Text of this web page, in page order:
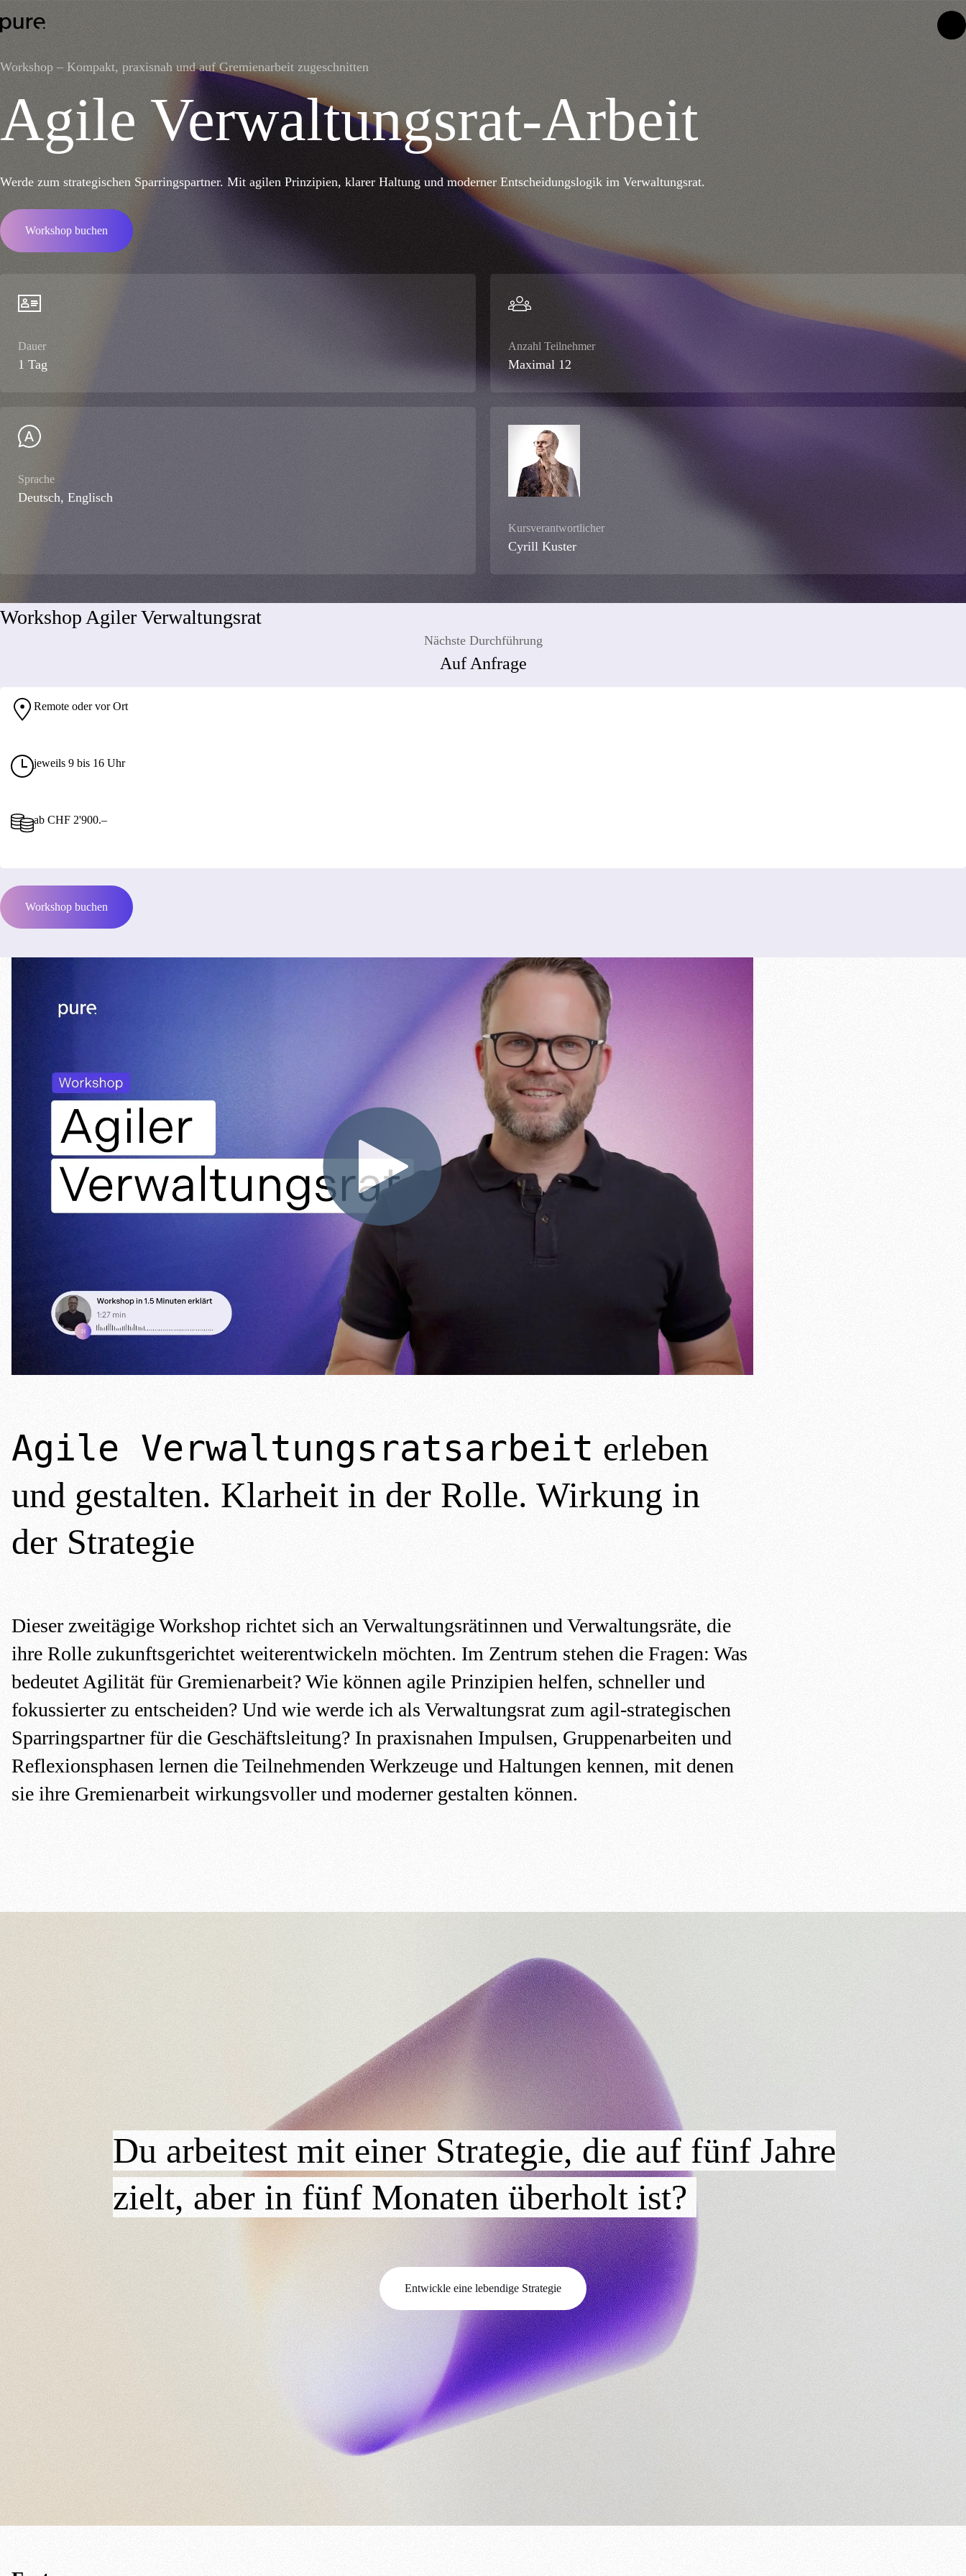
Workshop – Kompakt, praxisnah und auf Gremienarbeit zugeschnitten
Agile Verwaltungsrat-Arbeit
Werde zum strategischen Sparringspartner. Mit agilen Prinzipien, klarer Haltung und moderner Entscheidungslogik im Verwaltungsrat.
Workshop buchen
Dauer
1 Tag
Anzahl Teilnehmer
Maximal 12
Sprache
Deutsch, Englisch
Kursverantwortlicher
Cyrill Kuster
Workshop Agiler Verwaltungsrat
Nächste Durchführung
Auf Anfrage
Remote oder vor Ort
jeweils 9 bis 16 Uhr
ab CHF 2'900.–
Workshop buchen
Agile Verwaltungsratsarbeit erleben
und gestalten. Klarheit in der Rolle. Wirkung in
der Strategie
Dieser zweitägige Workshop richtet sich an Verwaltungsrätinnen und Verwaltungsräte, die
ihre Rolle zukunftsgerichtet weiterentwickeln möchten. Im Zentrum stehen die Fragen: Was
bedeutet Agilität für Gremienarbeit? Wie können agile Prinzipien helfen, schneller und
fokussierter zu entscheiden? Und wie werde ich als Verwaltungsrat zum agil-strategischen
Sparringspartner für die Geschäftsleitung? In praxisnahen Impulsen, Gruppenarbeiten und
Reflexionsphasen lernen die Teilnehmenden Werkzeuge und Haltungen kennen, mit denen
sie ihre Gremienarbeit wirkungsvoller und moderner gestalten können.
Du arbeitest mit einer Strategie, die auf fünf Jahre
zielt, aber in fünf Monaten überholt ist?
Entwickle eine lebendige Strategie